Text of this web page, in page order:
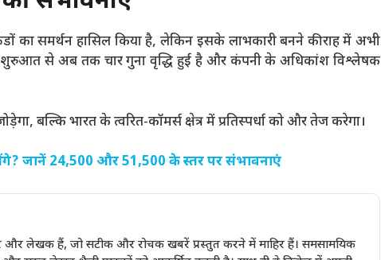
का समर्थन हासिल किया है, लेकिन इसके लाभकारी बनने की राह में अभी
शुरुआत से अब तक चार गुना वृद्धि हुई है और कंपनी के अधिकांश विश्लेषक
बल्कि भारत के त्वरित-कॉमर्स क्षेत्र में प्रतिस्पर्धा को और तेज करेगा।
जानें 24,500 और 51,500 के स्तर पर संभावनाएं
और लेखक हैं, जो सटीक और रोचक खबरें प्रस्तुत करने में माहिर हैं। समसामयिक